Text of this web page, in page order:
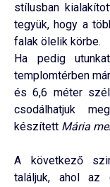
stílusban
tegyük, hogy a
falak ölelik körbe.
Ha pedig
templomtérben
és 6,6 méter
csodálhatjuk
készített Mária
A következő
találjuk, ahol az